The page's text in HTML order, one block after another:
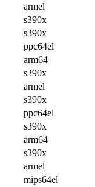
armel
s390x
s390x
ppc64el
arm64
s390x
armel
s390x
ppc64el
s390x
arm64
s390x
armel
mips64el